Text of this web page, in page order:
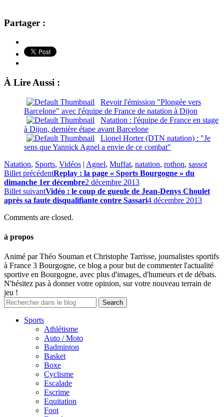
Partager :
À Lire Aussi :
Revoir l'émission "Plongée vers
Barcelone" avec l'équipe de France de natation à Dijon
Natation : l'équipe de France en stage
à Dijon, dernière étape avant Barcelone
Lionel Horter (DTN natation) : "Je
sens que Yannick Agnel a envie de ce combat"
Natation, Sports, Vidéos | Agnel, Muffat, natation, rothon, sassot
Billet précédentReplay : la page « Sports Bourgogne » du
dimanche 1er décembre2 décembre 2013
Billet suivantVidéo : le coup de gueule de Jean-Denys Choulet
après sa faute disqualifiante contre Sassari4 décembre 2013
Comments are closed.
à propos
Animé par Théo Souman et Christophe Tarrisse, journalistes sportifs
à France 3 Bourgogne, ce blog a pour but de commenter l'actualité
sportive en Bourgogne, avec plus d'images, d'humeurs et de débats.
N'hésitez pas à donner votre opinion, sur votre nouveau terrain de
jeu !
Sports
Athlétisme
Auto / Moto
Badminton
Basket
Boxe
Cyclisme
Escalade
Escrime
Equitation
Foot